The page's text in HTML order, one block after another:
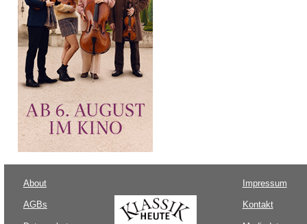
About
AGBs
Impressum
Kontakt